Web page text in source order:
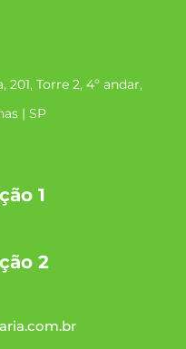
Torre 2, 4º andar,
| SP
1
2